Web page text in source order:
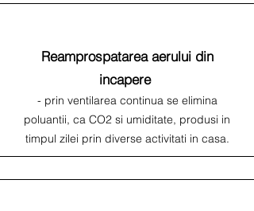
Reamprospatarea aerului din
incapere
- prin ventilarea continua se elimina
poluantii, ca CO2 si umiditate, produsi in
timpul zilei prin diverse activitati in casa.